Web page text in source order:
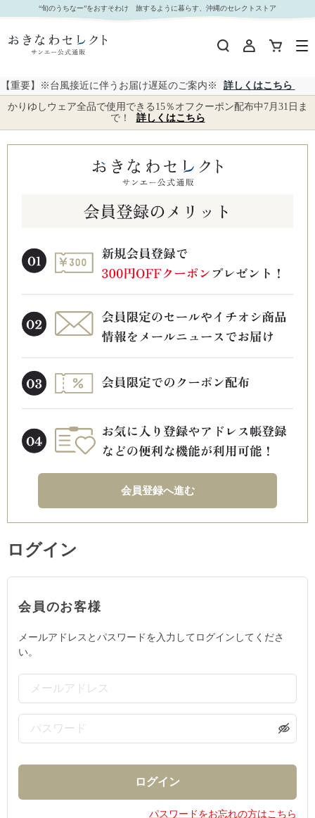
“旬のうちなー”をおすそわけ 旅するように暮らす、沖縄のセレクトストア
【重要】※台風接近に伴うお届け遅延のご案内※
詳しくはこちら
かりゆしウェア全品で使用できる15％オフクーポン配布中7月31日ま
で！
詳しくはこちら
会員登録へ進む
ログイン
会員のお客様
メールアドレスとパスワードを入力してログインしてくださ
い。
パスワードをお忘れの方はこちら